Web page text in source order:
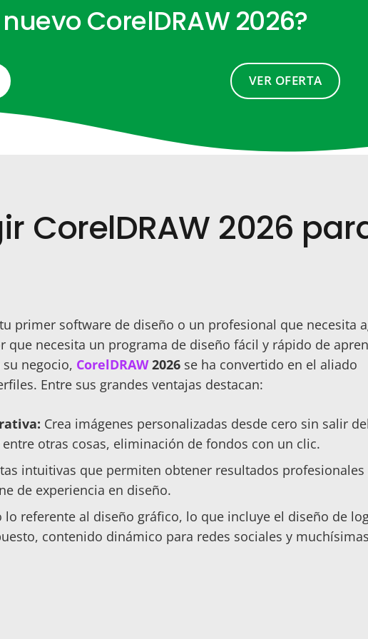
CorelDRAW 2026?
VER OFERTA
CorelDRAW 2026
primer software de diseño o un profesional que necesita
necesita un programa de diseño fácil y rápido de
negocio, CorelDRAW2026 se ha convertido en el aliado
Entre sus grandes ventajas destacan:
Crea imágenes personalizadas desde cero sin salir
otras cosas, eliminación de fondos con un clic.
intuitivas que permiten obtener resultados
de experiencia en diseño.
lo referente al diseño gráfico, lo que incluye el diseño de
contenido dinámico para redes sociales y